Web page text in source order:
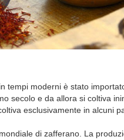
tempi moderni è stato
secolo e da allora si coltiva
esclusivamente in alcuni
di zafferano. La